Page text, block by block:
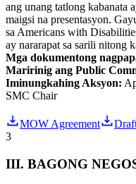
ang unang tatlong kabanata
maigsi na presentasyon.
sa Americans with
ay nararapat sa sarili nitong
Mga dokumentong
Maririnig ang Public
Iminungkahing Aksyon:
SMC Chair
MOW Agreement
3
III. BAGONG